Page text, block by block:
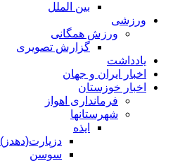
بین الملل
ورزشی
ورزش همگانی
گزارش تصویری
یادداشت
اخبار ایران و جهان
اخبار خوزستان
فرمانداری اهواز
شهرستانها
ایذه
دزپارت(دهدز)
سوسن